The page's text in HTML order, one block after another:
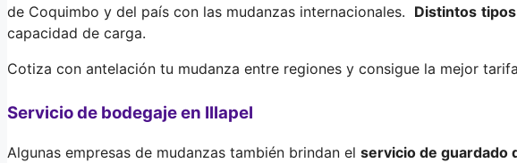
de Coquimbo y del país con las mudanzas internacionales. Distintos tipos
capacidad de carga.
Cotiza con antelación tu mudanza entre regiones y consigue la mejor
Servicio de bodegaje en Illapel
Algunas empresas de mudanzas también brindan el servicio de guardado